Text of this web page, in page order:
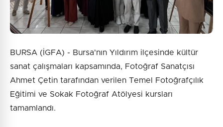
BURSA (İGFA) - Bursa'nın Yıldırım ilçesinde kültür
sanat çalışmaları kapsamında, Fotoğraf Sanatçısı
Ahmet Çetin tarafından verilen Temel Fotoğrafçılık
Eğitimi ve Sokak Fotoğraf Atölyesi kursları
tamamlandı.